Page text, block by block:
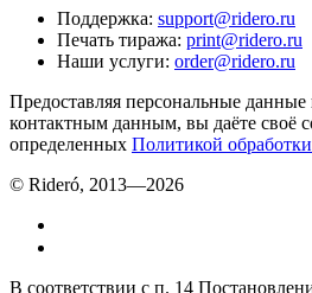
Поддержка: support@ridero.ru
Печать тиража: print@ridero.ru
Наши услуги: order@ridero.ru
Предоставляя персональные
контактным данным, вы даёте своё
определенных Политикой
© Rideró, 2013—2026
В соответствии с п. 14